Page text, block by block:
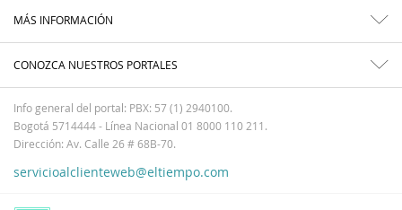
MÁS INFORMACIÓN
CONOZCA NUESTROS PORTALES
Info general del portal: PBX: 57 (1) 2940100.
Bogotá 5714444 - Línea Nacional 01 8000 110 211.
Dirección: Av. Calle 26 # 68B-70.
servicioalclienteweb@eltiempo.com